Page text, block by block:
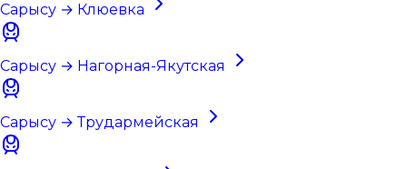
Сарысу → Клюевка
Сарысу → Нагорная-Якутская
Сарысу → Трудармейская